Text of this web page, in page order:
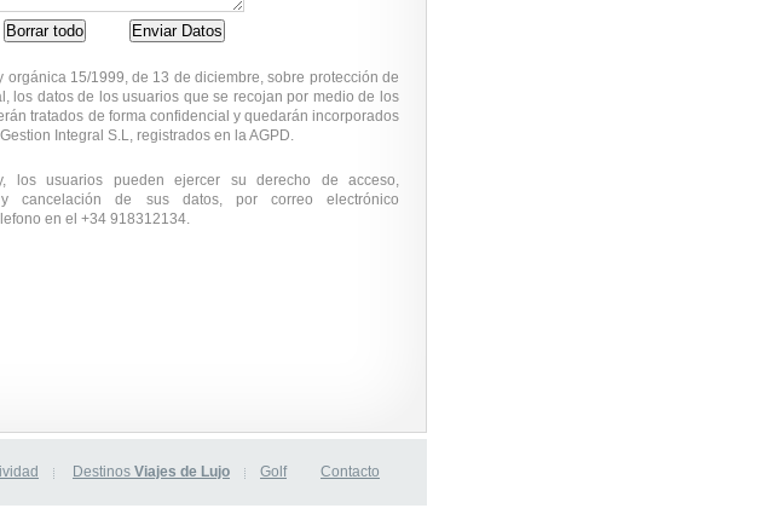
orgánica 15/1999, de 13 de diciembre, sobre protección de
los datos de los usuarios que se recojan por medio de los
tratados de forma confidencial y quedarán incorporados
Integral S.L, registrados en la AGPD.
los usuarios pueden ejercer su derecho de acceso,
y cancelación de sus datos, por correo electrónico
en el +34 918312134.
Destinos Viajes de Lujo Golf Contacto